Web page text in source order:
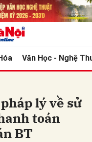
Văn Học - Nghệ
lý về sử
toán
BT